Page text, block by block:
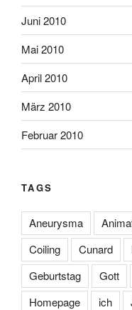
Juni 2010
Mai 2010
April 2010
März 2010
Februar 2010
TAGS
Aneurysma
Coiling
Cunard
Geburtstag
Gott
Homepage
ich